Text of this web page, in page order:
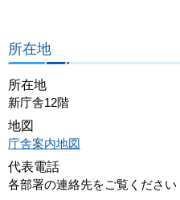
所在地
所在地
新庁舎12階
地図
庁舎案内地図
代表電話
各部署の連絡先をご覧ください